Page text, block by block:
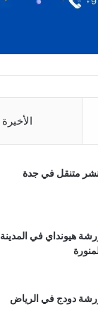
الأخيرة
متنقل في جدة
هيونداي في المدينة
دودج في الرياض